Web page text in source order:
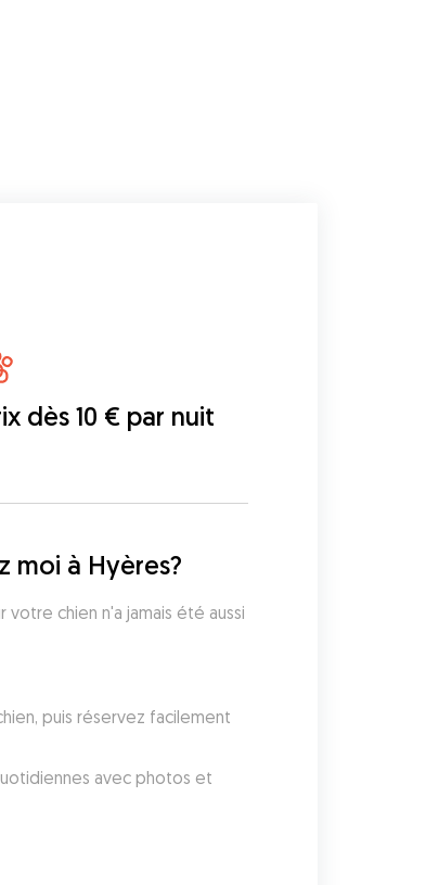
dès 10 € par nuit
moi à Hyères?
chien n'a jamais été aussi
puis réservez facilement
avec photos et